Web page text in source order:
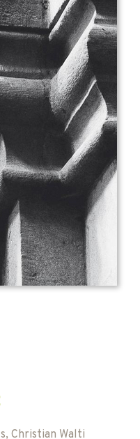
, Christian Walti